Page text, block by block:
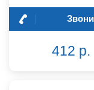
412 р.